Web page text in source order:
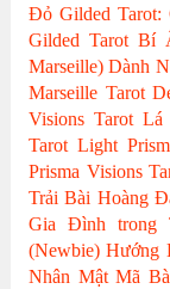
Đỏ Gilded Tarot:
Gilded Tarot Bí
Marseille) Dành
Marseille Tarot
Visions Tarot Lá
Tarot Light
Prisma Visions
Trải Bài Hoàng
Gia Đình trong
(Newbie) Hướng
Nhân Mật Mã